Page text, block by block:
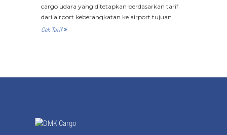
cargo udara yang ditetapkan berdasarkan tarif
dari airport keberangkatan ke airport tujuan
Cek Tarif